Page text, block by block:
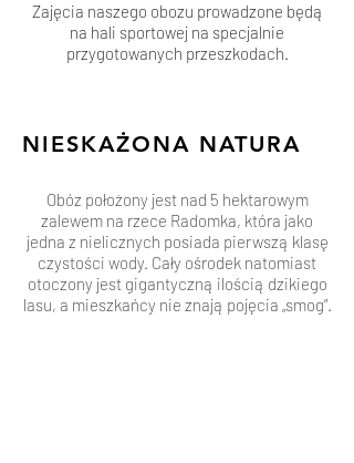
Zajęcia naszego obozu prowadzone będą
na hali sportowej na specjalnie
przygotowanych przeszkodach.
NIESKAŻONA NATURA
Obóz położony jest nad 5 hektarowym
zalewem na rzece Radomka, która jako
jedna z nielicznych posiada pierwszą klasę
czystości wody. Cały ośrodek natomiast
otoczony jest gigantyczną ilością dzikiego
lasu, a mieszkańcy nie znają pojęcia „smog”.